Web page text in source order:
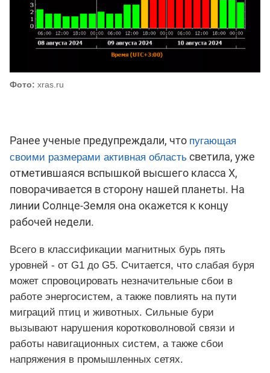
Фото: xras.ru
Ранее ученые предупреждали, что пугающая
своими размерами активная область светила, уже
отметившаяся вспышкой высшего класса Х,
поворачивается в сторону нашей планеты. На
линии Солнце-Земля она окажется к концу
рабочей недели.
Всего в классификации магнитных бурь пять
уровней - от G1 до G5. Считается, что слабая буря
может спровоцировать незначительные сбои в
работе энергосистем, а также повлиять на пути
миграций птиц и животных. Сильные бури
вызывают нарушения коротковолновой связи и
работы навигационных систем, а также сбои
напряжения в промышленных сетях.